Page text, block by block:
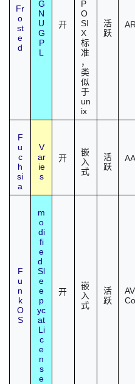
Fr
o
st
e
d
G
N
U
G
P
L
开
P
O
SI
X
标
准
，
类
似
于
un
ix
活
跃
F
u
c
h
si
a
V
ar
ie
s
开
嵌
入
式
活
跃
F
u
n
k
O
S
m
o
di
fi
e
d
Sl
e
e
p
yc
at
Li
c
e
n
s
e
开
嵌
入
式
活
跃